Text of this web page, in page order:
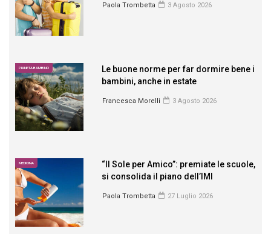
Paola Trombetta 3 Agosto 2026
PIANETA BAMBINO
Le buone norme per far dormire bene i
bambini, anche in estate
Francesca Morelli 3 Agosto 2026
MEDICINA
“Il Sole per Amico”: premiate le scuole,
si consolida il piano dell’IMI
Paola Trombetta 27 Luglio 2026